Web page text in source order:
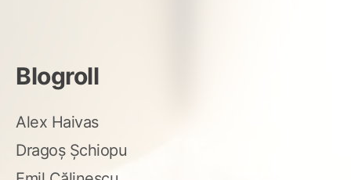
Blogroll
Alex Haivas
Dragoș Șchiopu